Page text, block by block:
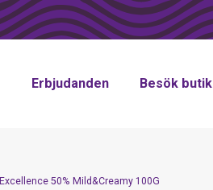
Erbjudanden Besök butik
Excellence 50% Mild&Creamy 100G